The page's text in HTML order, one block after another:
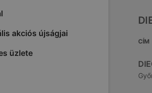
akciós újságjai
üzlete
CÍM